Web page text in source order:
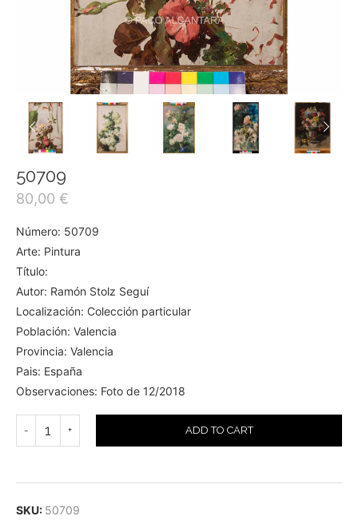
50709
80,00 €
Número: 50709
Arte: Pintura
Título:
Autor: Ramón Stolz Seguí
Localización: Colección particular
Población: Valencia
Provincia: Valencia
Pais: España
Observaciones: Foto de 12/2018
ADD TO CART
SKU: 50709